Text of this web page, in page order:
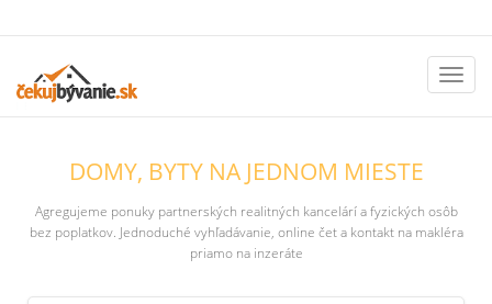
DOMY, BYTY NA JEDNOM MIESTE
Agregujeme ponuky partnerských realitných kancelárí a fyzických osôb
bez poplatkov. Jednoduché vyhľadávanie, online čet a kontakt na makléra
priamo na inzeráte